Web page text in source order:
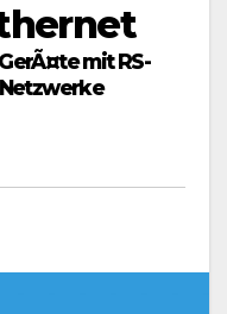
mit RS-